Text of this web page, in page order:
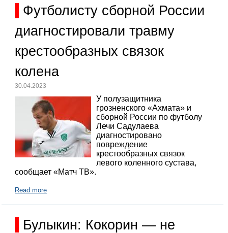
Футболисту сборной России
диагностировали травму
крестообразных связок
колена
30.04.2023
У полузащитника
грозненского «Ахмата» и
сборной России по футболу
Лечи Садулаева
диагностировано
повреждение
крестообразных связок
левого коленного сустава,
сообщает «Матч ТВ».
Read more
Булыкин: Кокорин — не